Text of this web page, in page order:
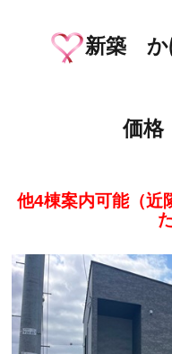
新築 か
価
他4棟案内可能（近